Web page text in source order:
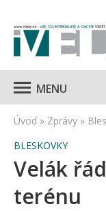
MENU
Úvod » Zprávy »
BLESKOVKY
Velák
terénu